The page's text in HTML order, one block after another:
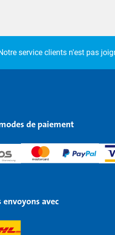
service clients n'est pas
de paiement
envoyons avec